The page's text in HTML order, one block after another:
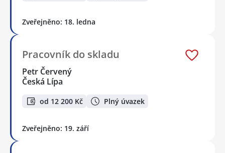
Zveřejněno: 18. ledna
Pracovník do skladu
Petr Červený
Česká Lípa
od 12 200 Kč Plný úvazek
Zveřejněno: 19. září